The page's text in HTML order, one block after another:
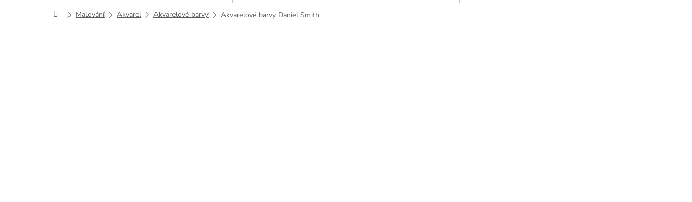
DomůMalování Akvarel Akvarelové barvy Akvarelové barvy Daniel Smith